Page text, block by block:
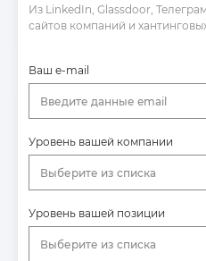
Из LinkedIn, Glassdoor,
сайтов компаний и
Ваш e-mail
Введите данные email
Уровень вашей компании
Выберите из списка
Уровень вашей позиции
Выберите из списка